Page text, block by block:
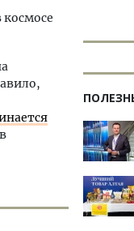
космосе